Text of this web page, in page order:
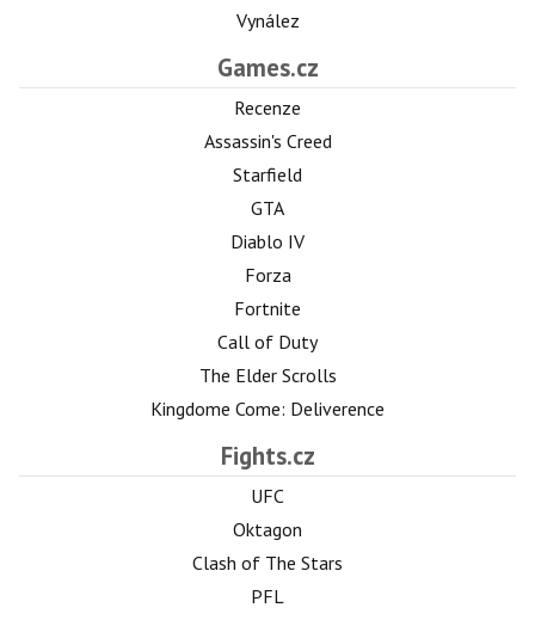
Vynález
Games.cz
Recenze
Assassin's Creed
Starfield
GTA
Diablo IV
Forza
Fortnite
Call of Duty
The Elder Scrolls
Kingdome Come: Deliverence
Fights.cz
UFC
Oktagon
Clash of The Stars
PFL